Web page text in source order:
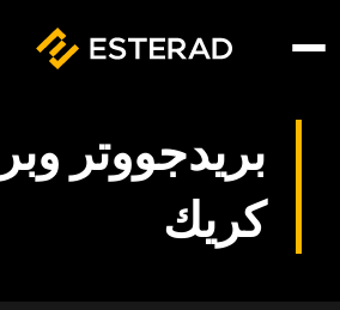
بريدجووتر
كريك